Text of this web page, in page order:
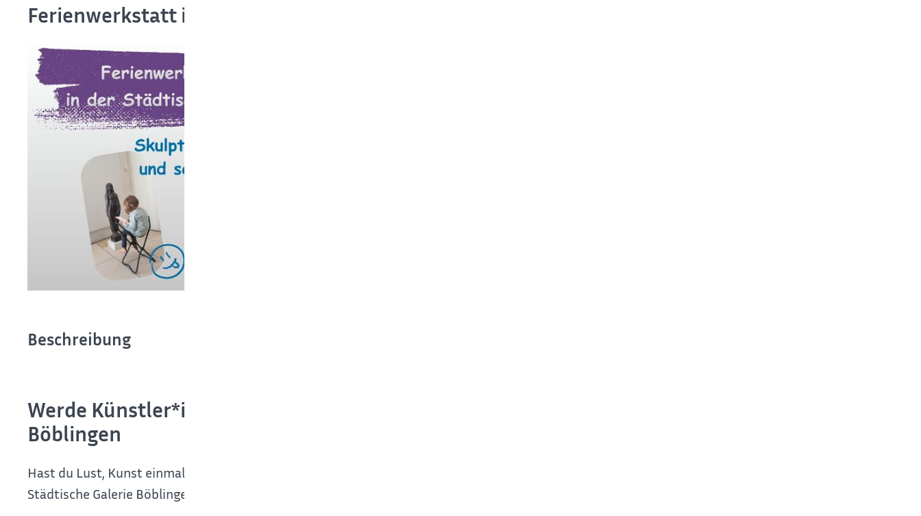
Ferienwerkstatt in der Städtischen Galerie
Beschreibung
Werde Künstler*in und Ausstellungsmacher*in – Ferienwerkstatt in der Städtischen Galerie
Böblingen
Hast du Lust, Kunst einmal ganz anders zu entdecken? Dann komm in den Sommerferien in die Ferienwerkstatt der
Städtische Galerie Böblingen!